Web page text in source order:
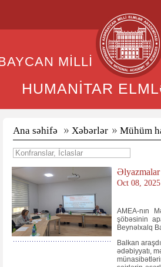
MİLLİ
HUMANİTAR
Ana səhifə Xəbərlər Mühüm
Əlyazmalar
Oct 08,
AMEA-nın
şöbəsinin
Beynəlxalq
Balkan
ədəbiyyatı,